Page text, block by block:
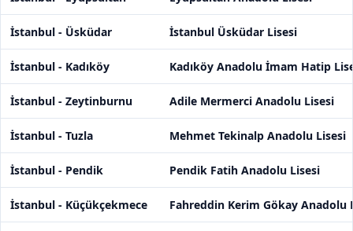
İstanbul - Üsküdar İstanbul Üsküdar Lisesi
İstanbul - Kadıköy Kadıköy Anadolu İmam Hatip
İstanbul - Zeytinburnu Adile Mermerci Anadolu Lisesi
İstanbul - Tuzla Mehmet Tekinalp Anadolu Lisesi
İstanbul - Pendik Pendik Fatih Anadolu Lisesi
İstanbul - Küçükçekmece Fahreddin Kerim Gökay Anadolu